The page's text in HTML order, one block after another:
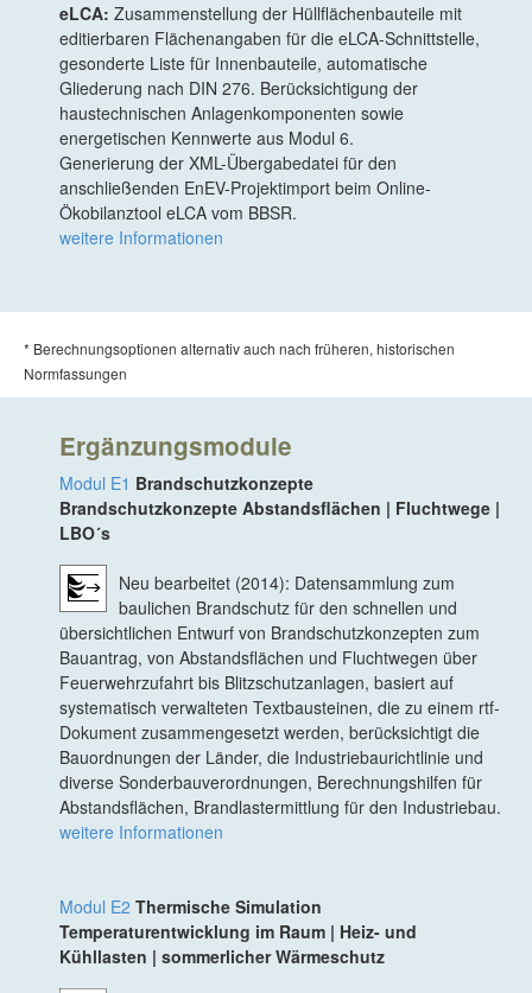
eLCA: Zusammenstellung der Hüllflächenbauteile mit
editierbaren Flächenangaben für die eLCA-Schnittstelle,
gesonderte Liste für Innenbauteile, automatische
Gliederung nach DIN 276. Berücksichtigung der
haustechnischen Anlagenkomponenten sowie
energetischen Kennwerte aus Modul 6.
Generierung der XML-Übergabedatei für den
anschließenden EnEV-Projektimport beim Online-
Ökobilanztool eLCA vom BBSR.
weitere Informationen
* Berechnungsoptionen alternativ auch nach früheren, historischen
Normfassungen
Ergänzungsmodule
Modul E1 Brandschutzkonzepte
Brandschutzkonzepte Abstandsflächen | Fluchtwege |
LBO´s
Neu bearbeitet (2014): Datensammlung zum
baulichen Brandschutz für den schnellen und
übersichtlichen Entwurf von Brandschutzkonzepten zum
Bauantrag, von Abstandsflächen und Fluchtwegen über
Feuerwehrzufahrt bis Blitzschutzanlagen, basiert auf
systematisch verwalteten Textbausteinen, die zu einem rtf-
Dokument zusammengesetzt werden, berücksichtigt die
Bauordnungen der Länder, die Industriebaurichtlinie und
diverse Sonderbauverordnungen, Berechnungshilfen für
Abstandsflächen, Brandlastermittlung für den Industriebau.
weitere Informationen
Modul E2 Thermische Simulation
Temperaturentwicklung im Raum | Heiz- und
Kühllasten | sommerlicher Wärmeschutz